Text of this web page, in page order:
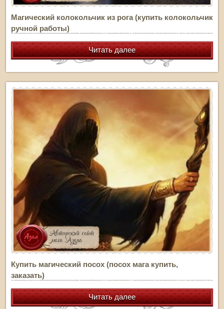
Магический колокольчик из рога (купить колокольчик
ручной работы)
Читать далее
Купить магический посох (посох мага купить,
заказать)
Читать далее